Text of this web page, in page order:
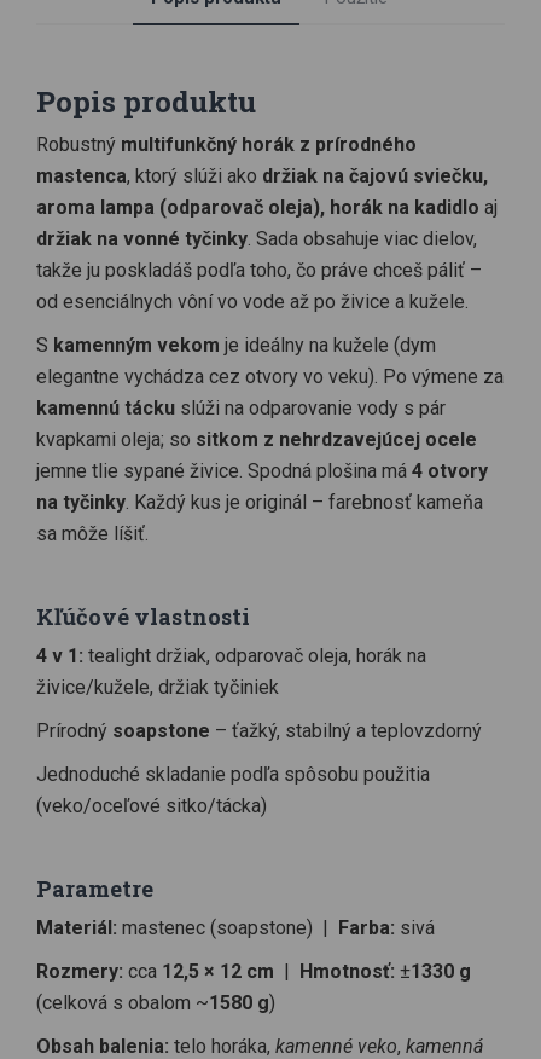
Popis produktu
Robustný multifunkčný horák z prírodného
mastenca, ktorý slúži ako držiak na čajovú sviečku,
aroma lampa (odparovač oleja), horák na kadidlo aj
držiak na vonné tyčinky. Sada obsahuje viac dielov,
takže ju poskladáš podľa toho, čo práve chceš páliť –
od esenciálnych vôní vo vode až po živice a kužele.
S kamenným vekom je ideálny na kužele (dym
elegantne vychádza cez otvory vo veku). Po výmene za
kamennú tácku slúži na odparovanie vody s pár
kvapkami oleja; so sitkom z nehrdzavejúcej ocele
jemne tlie sypané živice. Spodná plošina má 4 otvory
na tyčinky. Každý kus je originál – farebnosť kameňa
sa môže líšiť.
Kľúčové vlastnosti
4 v 1: tealight držiak, odparovač oleja, horák na
živice/kužele, držiak tyčiniek
Prírodný soapstone – ťažký, stabilný a teplovzdorný
Jednoduché skladanie podľa spôsobu použitia
(veko/oceľové sitko/tácka)
Parametre
Materiál: mastenec (soapstone) | Farba: sivá
Rozmery: cca 12,5 × 12 cm | Hmotnosť: ±1330 g
(celková s obalom ~1580 g)
Obsah balenia: telo horáka, kamenné veko, kamenná